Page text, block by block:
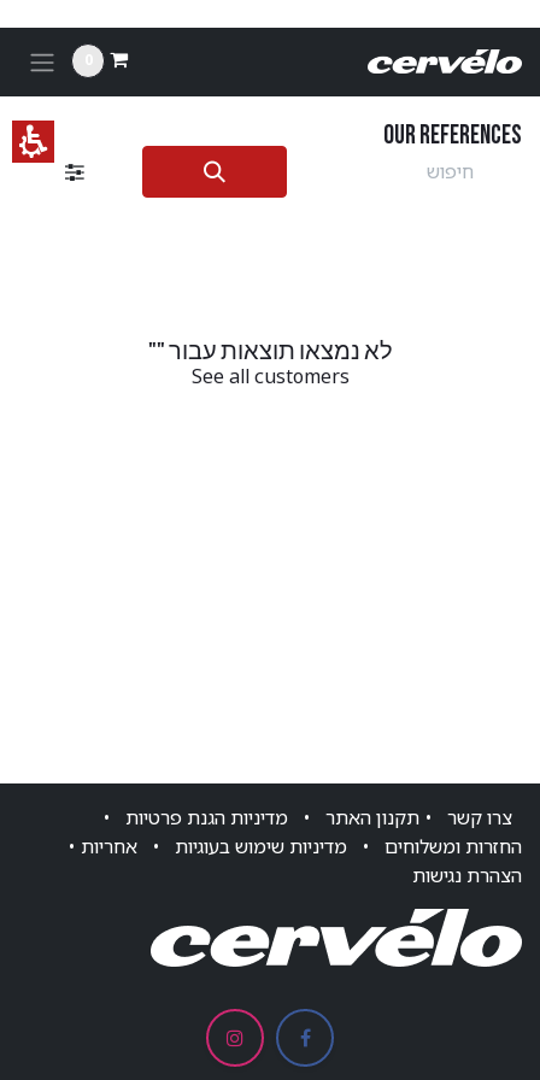
Our references
לא נמצאו תוצאות עבור ""
See all customers
צרו ק​שר • תקנון האתר • מדיניות הגנת פרטיות
•
החזרות ומשלוחים
• מדיניות שימוש בעוגיות • אחריות •
הצהרת נגישות